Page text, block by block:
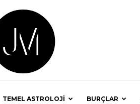
TEMEL ASTROLOJİ BURÇLAR